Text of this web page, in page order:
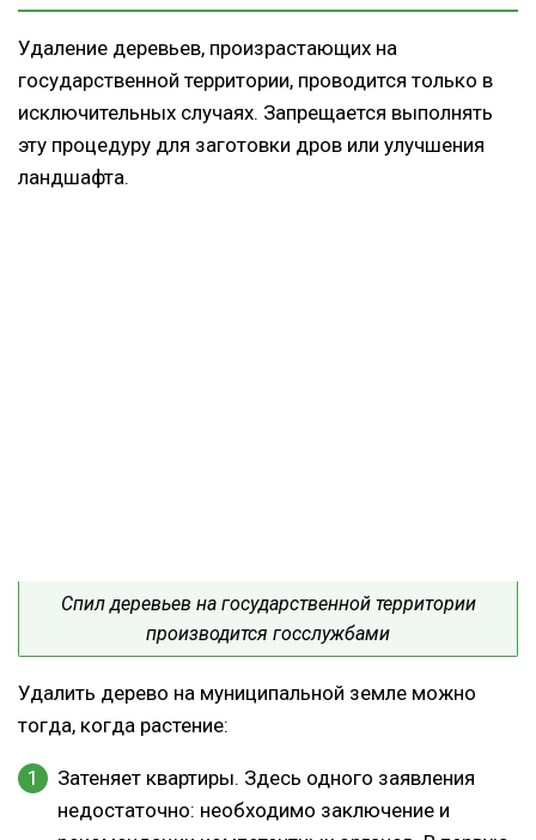
Удаление деревьев, произрастающих на
государственной территории, проводится только в
исключительных случаях. Запрещается выполнять
эту процедуру для заготовки дров или улучшения
ландшафта.
Спил деревьев на государственной территории
производится госслужбами
Удалить дерево на муниципальной земле можно
тогда, когда растение:
Затеняет квартиры. Здесь одного заявления
недостаточно: необходимо заключение и